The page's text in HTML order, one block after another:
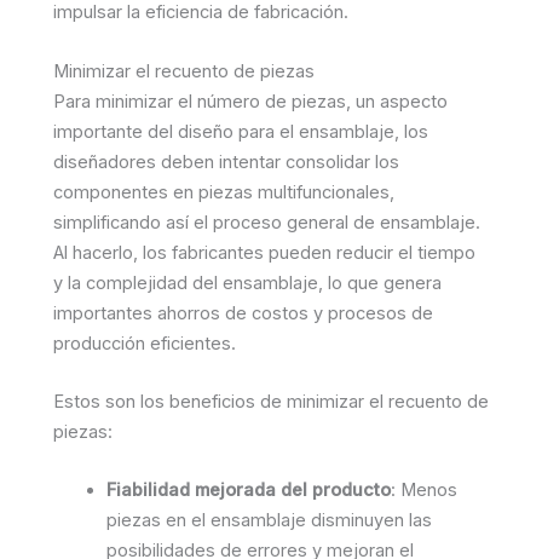
impulsar la eficiencia de fabricación.
Minimizar el recuento de piezas
Para minimizar el número de piezas, un aspecto
importante del diseño para el ensamblaje, los
diseñadores deben intentar consolidar los
componentes en piezas multifuncionales,
simplificando así el proceso general de ensamblaje.
Al hacerlo, los fabricantes pueden reducir el tiempo
y la complejidad del ensamblaje, lo que genera
importantes ahorros de costos y procesos de
producción eficientes.
Estos son los beneficios de minimizar el recuento de
piezas:
Fiabilidad mejorada del producto: Menos
piezas en el ensamblaje disminuyen las
posibilidades de errores y mejoran el